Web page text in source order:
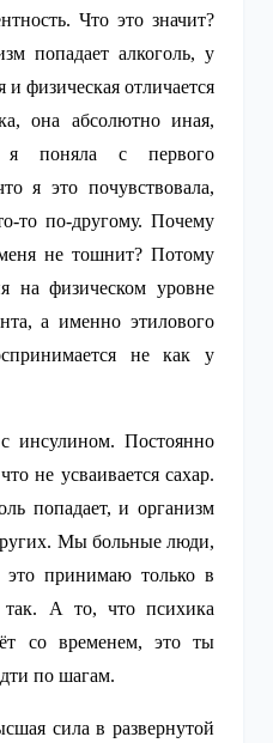
Что это значит?
попадает алкоголь, у
физическая отличается
она абсолютно иная,
поняла с первого
я это почувствовала,
то по-другому. Почему
не тошнит? Потому
на физическом уровне
а именно этилового
не как у
инсулином. Постоянно
не усваивается сахар.
попадает, и организм
Мы больные люди,
принимаю только в
так. А то, что психика
со временем, это ты
по шагам.
сила в развернутой